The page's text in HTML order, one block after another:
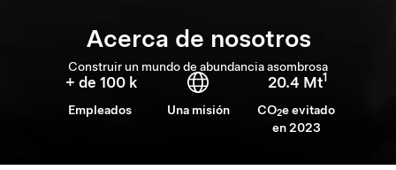
Acerca de nosotros
Construir un mundo de abundancia asombrosa
+ de 100 k
Empleados Una misión
20.4 Mt1
CO2e evitado
en 2023